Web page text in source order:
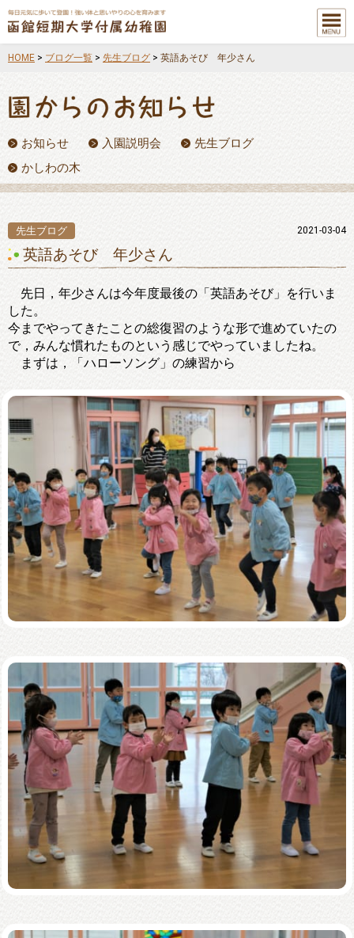
メニュ
HOME > ブログ一覧 > 先生ブログ > 英語あそび 年少さん
お知らせ 入園説明会
先生ブログ
かしわの木
先生ブログ 2021-03-04
英語あそび 年少さん
先日，年少さんは今年度最後の「英語あそび」を行いま
した。
今までやってきたことの総復習のような形で進めていたの
で，みんな慣れたものという感じでやっていましたね。
まずは，「ハローソング」の練習から